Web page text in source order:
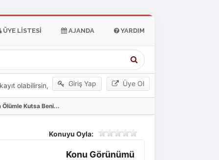
ÜYE LISTESI AJANDA YARDIM
Giriş Yap Üye Ol
olabilirsin,
Ölümle Kutsa Beni...
Konuyu Oyla:
Konu Görünümü